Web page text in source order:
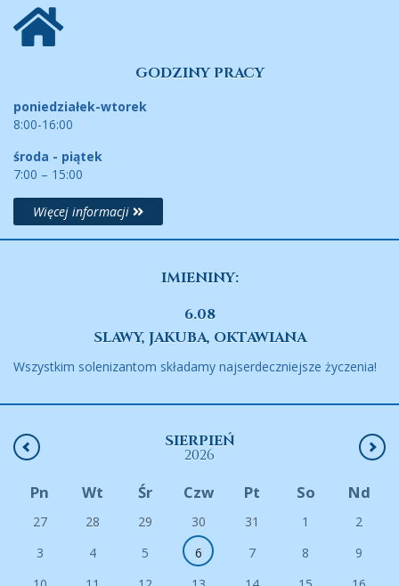
GODZINY PRACY
poniedziałek-wtorek
8:00-16:00
środa - piątek
7:00 – 15:00
Więcej informacji
IMIENINY:
6.08
SLAWY, JAKUBA, OKTAWIANA
Wszystkim solenizantom składamy najserdeczniejsze życzenia!
SIERPIEŃ
2026
Pn Wt Śr Czw Pt So Nd
27 28 29 30 31 1
2
3
4 5 6 7 8
9